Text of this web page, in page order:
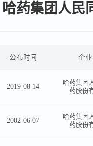
哈药集团人民
公布时间 企
2019-08-14
哈药集团
药股份
2002-06-07
哈药集团
药股份